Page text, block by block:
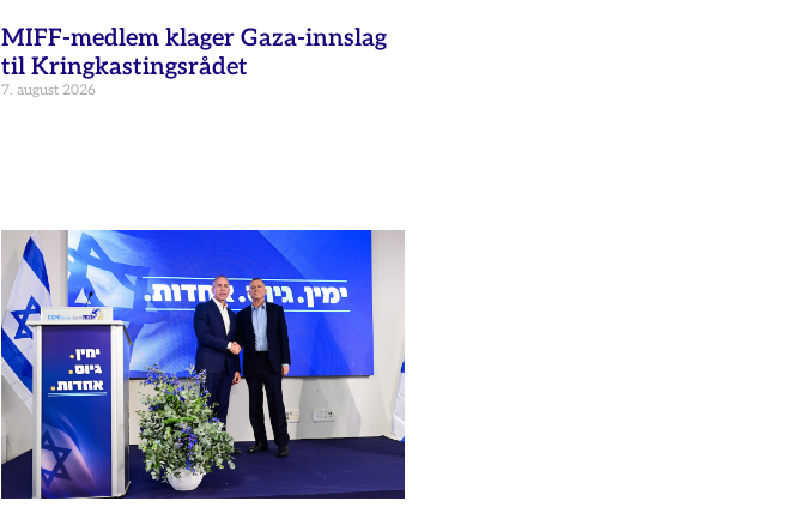
MIFF-medlem klager Gaza-innslag
til Kringkastingsrådet
7. august 2026